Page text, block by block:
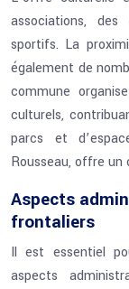
associations,
sportifs. La
également de
commune
culturels,
parcs et
Rousseau, offre un
Aspects
frontaliers
Il est essentiel
aspects